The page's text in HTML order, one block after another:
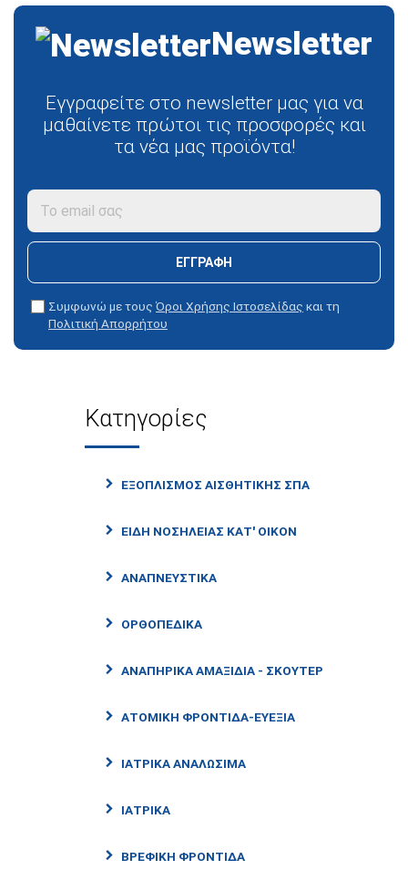
Newsletter
Εγγραφείτε στο newsletter μας για να
μαθαίνετε πρώτοι τις προσφορές και
τα νέα μας προϊόντα!
ΕΓΓΡΑΦΗ
Συμφωνώ με τους Όροι Χρήσης Ιστοσελίδας και τη
Πολιτική Απορρήτου
Κατηγορίες
ΕΞΟΠΛΙΣΜΟΣ ΑΙΣΘΗΤΙΚΗΣ ΣΠΑ
ΕΙΔΗ ΝΟΣΗΛΕΙΑΣ ΚΑΤ' ΟΙΚΟΝ
ΑΝΑΠΝΕΥΣΤΙΚΑ
ΟΡΘΟΠΕΔΙΚΑ
ΑΝΑΠΗΡΙΚΑ ΑΜΑΞΙΔΙΑ - ΣΚΟΥΤΕΡ
ΑΤΟΜΙΚΗ ΦΡΟΝΤΙΔΑ-ΕΥΕΞΙΑ
ΙΑΤΡΙΚΑ ΑΝΑΛΩΣΙΜΑ
ΙΑΤΡΙΚΑ
ΒΡΕΦΙΚΗ ΦΡΟΝΤΙΔΑ